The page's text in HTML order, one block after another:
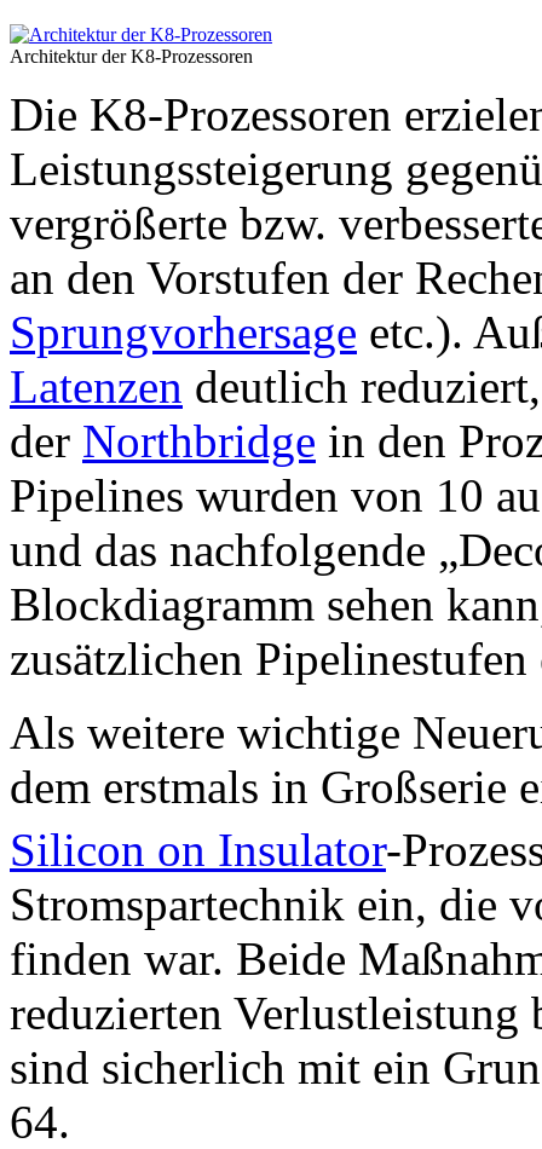
Architektur der K8-Prozessoren
Die K8-Prozessoren
Leistungssteigerung
vergrößerte bzw.
an den Vorstufen der
Sprungvorhersage etc.).
Latenzen deutlich
der Northbridge in den
Pipelines wurden von 10
und das nachfolgende
Blockdiagramm sehen
zusätzlichen
Als weitere wichtige
dem erstmals in Großserie
Silicon on Insulator-
Stromspartechnik ein, die
finden war. Beide
reduzierten
sind sicherlich mit ein
64.